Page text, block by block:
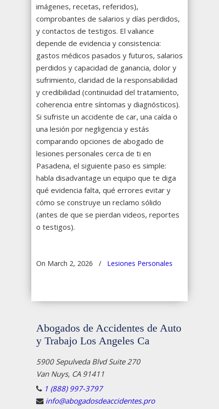
imágenes, recetas, referidos),
comprobantes de salarios y días perdidos,
y contactos de testigos. El valiance
depende de evidencia y consistencia:
gastos médicos pasados y futuros, salarios
perdidos y capacidad de ganancia, dolor y
sufrimiento, claridad de la responsabilidad
y credibilidad (continuidad del tratamiento,
coherencia entre síntomas y diagnósticos).
Si sufriste un accidente de car, una caída o
una lesión por negligencia y estás
comparando opciones de abogado de
lesiones personales cerca de ti en
Pasadena, el siguiente paso es simple:
habla disadvantage un equipo que te diga
qué evidencia falta, qué errores evitar y
cómo se construye un reclamo sólido
(antes de que se pierdan videos, reportes
o testigos).
On March 2, 2026 / Lesiones Personales
Abogados de Accidentes de Auto
y Trabajo Los Angeles Ca
5900 Sepulveda Blvd Suite 270
Van Nuys, CA 91411
1 (888) 997-3797
info@abogadosdeaccidentes.pro